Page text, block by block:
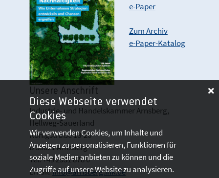
e-Paper
Zum Archiv
e-Paper-Katalog
Unsere Anschrift
Industrie- und Handelskammer Arnsberg,
Hellweg-Sauerland
Königstraße 18-20
D 59821 Arnsberg
Tel: +49 2931 878 0
Email:info@arnsberg.ihk.de
Diese Webseite verwendet
Cookies
Wir verwenden Cookies, um Inhalte und
Anzeigen zu personalisieren, Funktionen für
soziale Medien anbieten zu können und die
Zugriffe auf unsere Website zu analysieren.